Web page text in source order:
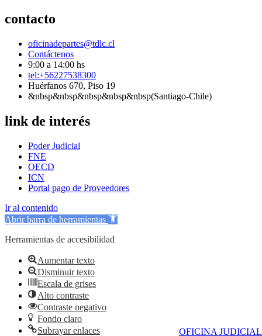
OFICINA JUDICIAL
contacto
oficinadepartes@tdlc.cl
Contáctenos
9:00 a 14:00 hs
tel:+56227538300
Huérfanos 670, Piso 19
&nbsp&nbsp&nbsp&nbsp&nbsp(Santiago-Chile)
link de interés
Poder Judicial
FNE
OECD
ICN
Portal pago de Proveedores
Ir al contenido
Abrir barra de herramientas
Herramientas de accesibilidad
Aumentar texto
Disminuir texto
Escala de grises
Alto contraste
Contraste negativo
Fondo claro
Subrayar enlaces